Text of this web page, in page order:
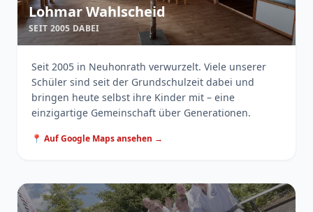
Lohmar Wahlscheid
SEIT 2005 DABEI
Seit 2005 in Neuhonrath verwurzelt. Viele unserer
Schüler sind seit der Grundschulzeit dabei und
bringen heute selbst ihre Kinder mit – eine
einzigartige Gemeinschaft über Generationen.
📍 Auf Google Maps ansehen →